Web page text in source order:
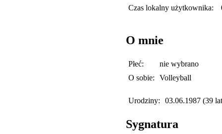
Czas lokalny użytkownika:
O mnie
Płeć:
nie wybrano
O sobie:
Volleyball
Urodziny: 03.06.1987 (39
Sygnatura